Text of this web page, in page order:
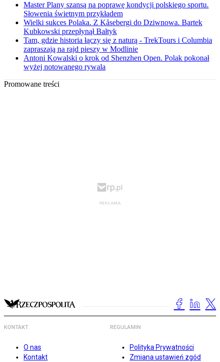
Master Plany szansą na poprawę kondycji polskiego sportu.
Słowenia świetnym przykładem
Wielki sukces Polaka. Z Kåsebergi do Dziwnowa. Bartek
Kubkowski przepłynął Bałtyk
Tam, gdzie historia łączy się z naturą - TrekTours i Columbia
zapraszają na rajd pieszy w Modlinie
Antoni Kowalski o krok od Shenzhen Open. Polak pokonał
wyżej notowanego rywala
Promowane treści
KONTAKT
O nas
Kontakt
REGULAMIN
Polityka Prywatności
Zmiana ustawień zgód